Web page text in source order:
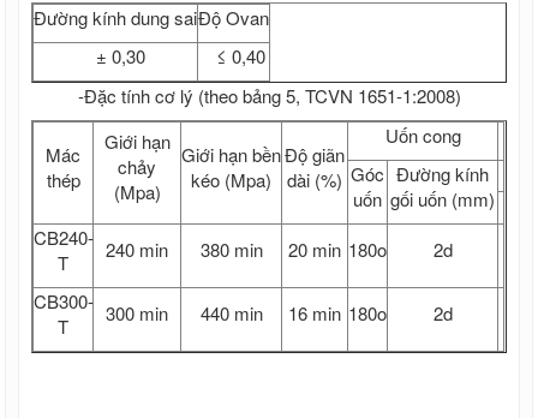
Đường kính dung saiĐộ Ovan
± 0,30
≤ 0,40
-Đặc tính cơ lý (theo bảng 5, TCVN 1651-1:2008)
Mác
thép
Giới hạn
chảy
(Mpa)
Giới hạn bền
kéo (Mpa)
Độ giãn
dài (%)
Uốn cong
Góc
uốn
Đường kính
gối uốn (mm)
CB240-
T
240 min 380 min 20 min 180o 2d
CB300-
T
300 min 440 min 16 min 180o 2d